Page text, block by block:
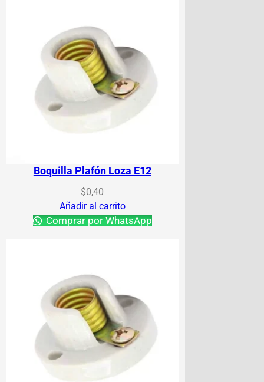
Boquilla Plafón Loza E12
$0,40
Añadir al carrito
Comprar por WhatsApp